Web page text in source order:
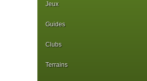
Jeux
Guides
Clubs
Terrains